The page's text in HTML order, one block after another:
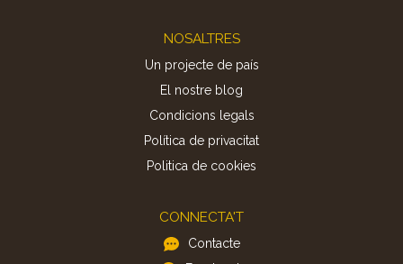
NOSALTRES
Un projecte de país
El nostre blog
Condicions legals
Política de privacitat
Politica de cookies
CONNECTA'T
Contacte